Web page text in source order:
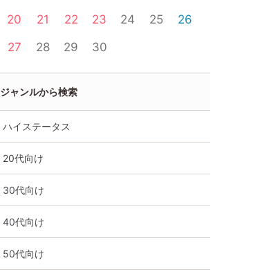
20
21 22 23 24 25
26
27
28 29 30
ジャンルから検索
ハイステータス
20代向け
30代向け
40代向け
50代向け